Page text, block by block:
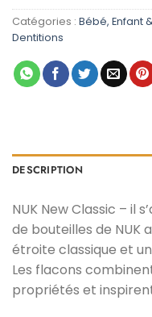
était
Catégories : Bébé, Enfant
Dentitions
DESCRIPTION
NUK New Classic – il
de bouteilles de NUK
étroite classique et
Les flacons
propriétés et